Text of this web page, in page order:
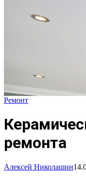
Ремонт
ремонта
Алексей Николашин